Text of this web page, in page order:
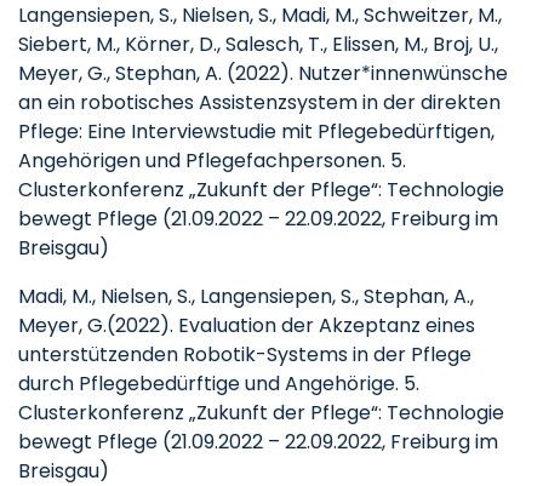
Langensiepen, S., Nielsen, S., Madi, M., Schweitzer, M.,
Siebert, M., Körner, D., Salesch, T., Elissen, M., Broj, U.,
Meyer, G., Stephan, A. (2022). Nutzer*innenwünsche
an ein robotisches Assistenzsystem in der direkten
Pflege: Eine Interviewstudie mit Pflegebedürftigen,
Angehörigen und Pflegefachpersonen. 5.
Clusterkonferenz „Zukunft der Pflege“: Technologie
bewegt Pflege (21.09.2022 – 22.09.2022, Freiburg im
Breisgau)
Madi, M., Nielsen, S., Langensiepen, S., Stephan, A.,
Meyer, G.(2022). Evaluation der Akzeptanz eines
unterstützenden Robotik-Systems in der Pflege
durch Pflegebedürftige und Angehörige. 5.
Clusterkonferenz „Zukunft der Pflege“: Technologie
bewegt Pflege (21.09.2022 – 22.09.2022, Freiburg im
Breisgau)